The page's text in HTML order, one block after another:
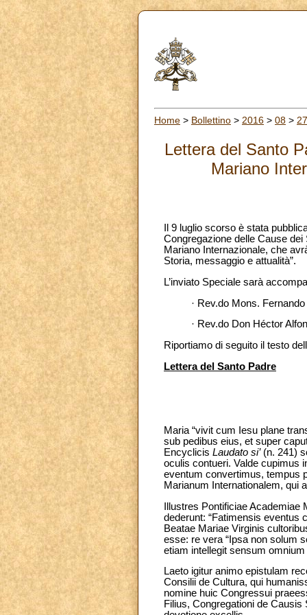
Home > Bollettino > 2016 > 08 > 27
Lettera del Santo
Mariano
Il 9 luglio scorso è stata
Congregazione delle Cause
Mariano Internazionale, che
Storia, messaggio e attualità”.
L’inviato Speciale sarà
· Rev.do Mons.
· Rev.do Don Héctor
Riportiamo di seguito il testo
Lettera del Santo Padre
Maria “vivit cum Iesu plane
sub pedibus eius, et super
Encyclicis Laudato si’(n. 241)
oculis contueri. Valde cupimus
eventum convertimus, tempus
Marianum Internationalem, qui
Illustres Pontificiae Academiae
dederunt: “Fatimensis eventus
Beatae Mariae Virginis
esse: re vera “Ipsa non solum
etiam intellegit sensum omnium
Laeto igitur animo epistulam
Consilii de Cultura, qui
nomine huic Congressui
Filius, Congregationi de